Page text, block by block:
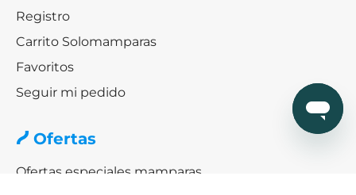
Registro
Carrito Solomamparas
Favoritos
Seguir mi pedido
Ofertas
Ofertas especiales mamparas